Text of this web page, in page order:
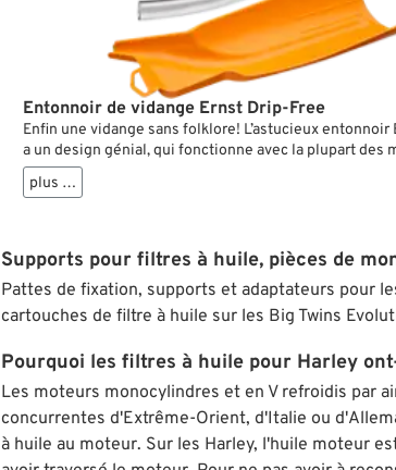
Entonnoir de vidange Ernst Drip-Free
Enfin une vidange sans folklore! L’astucieux entonnoir
a un design génial, qui fonctionne avec la plupart des
Davidson avec cartouche de filtre. Il permet donc de
avant de la changer, ou bien de remplir l’huile, sans en
plus …
Supports pour filtres à huile, pièces de
Pattes de fixation, supports et adaptateurs pour
cartouches de filtre à huile sur les Big Twins
Pourquoi les filtres à huile pour Harley
Les moteurs monocylindres et en V refroidis par
concurrentes d'Extrême-Orient, d'Italie ou
à huile au moteur. Sur les Harley, l'huile moteur